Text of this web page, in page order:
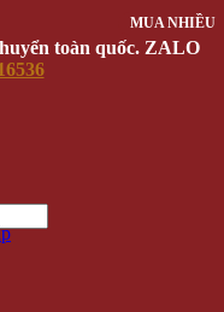
toàn quốc. ZALO
MUA NHIỀU
MUA NHIỀU